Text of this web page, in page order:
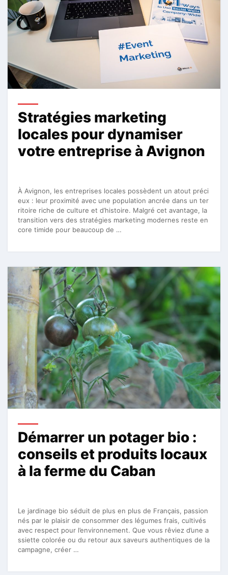
Stratégies marketing
locales pour dynamiser
votre entreprise à Avignon
À Avignon, les entreprises locales possèdent un atout préci
eux : leur proximité avec une population ancrée dans un ter
ritoire riche de culture et d’histoire. Malgré cet avantage, la
transition vers des stratégies marketing modernes reste en
core timide pour beaucoup de …
Démarrer un potager bio :
conseils et produits locaux
à la ferme du Caban
Le jardinage bio séduit de plus en plus de Français, passion
nés par le plaisir de consommer des légumes frais, cultivés
avec respect pour l’environnement. Que vous rêviez d’une a
ssiette colorée ou du retour aux saveurs authentiques de la
campagne, créer …